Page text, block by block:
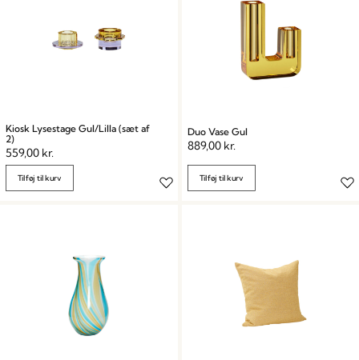
Kiosk Lysestage Gul/Lilla (sæt af
2)
559,00 kr.
Tilføj til kurv
Duo Vase Gul
889,00 kr.
Tilføj til kurv